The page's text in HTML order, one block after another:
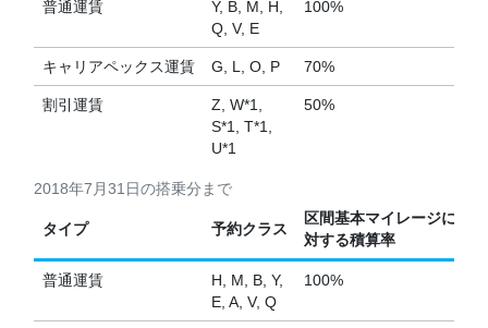
普通運賃
Y, B, M, H,
Q, V, E
100%
キャリアペックス運賃 G, L, O, P 70%
割引運賃
Z, W*1,
S*1, T*1,
U*1
50%
2018年7月31日の搭乗分まで
タイプ 予約クラス
区間基本マイレージに
対する積算率
普通運賃
H, M, B, Y,
E, A, V, Q
100%